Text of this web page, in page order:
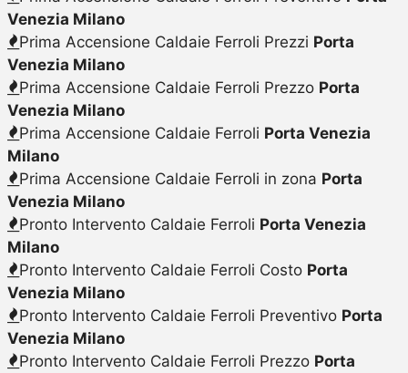
Venezia Milano
Prima Accensione Caldaie Ferroli Prezzi Porta
Venezia Milano
Prima Accensione Caldaie Ferroli Prezzo Porta
Venezia Milano
Prima Accensione Caldaie Ferroli Porta Venezia
Milano
Prima Accensione Caldaie Ferroli in zona Porta
Venezia Milano
Pronto Intervento Caldaie Ferroli Porta Venezia
Milano
Pronto Intervento Caldaie Ferroli Costo Porta
Venezia Milano
Pronto Intervento Caldaie Ferroli Preventivo Porta
Venezia Milano
Pronto Intervento Caldaie Ferroli Prezzo Porta